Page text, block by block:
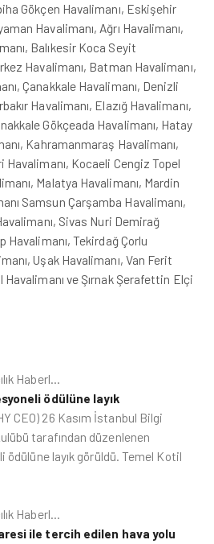
Gökçen Havalimanı, Eskişehir
Havalimanı, Ağrı Havalimanı,
Balıkesir Koca Seyit
Havalimanı, Batman Havalimanı,
Çanakkale Havalimanı, Denizli
Havalimanı, Elazığ Havalimanı,
Gökçeada Havalimanı, Hatay
Kahramanmaraş Havalimanı,
Havalimanı, Kocaeli Cengiz Topel
Malatya Havalimanı, Mardin
Samsun Çarşamba Havalimanı,
Sivas Nuri Demirağ
Havalimanı, Tekirdağ Çorlu
Uşak Havalimanı, Van Ferit
Havalimanı ve Şırnak Şerafettin Elçi
Haberl…
ödülüne layık
CEO) 26 Kasım İstanbul Bilgi
tarafından düzenlenen
ödülüne layık görüldü. Temel Kotil
Haberl…
ile tercih edilen hava yolu